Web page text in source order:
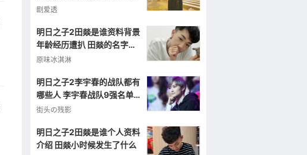
介绍
剧爱透
明日之子2田燚是谁资料背景
年龄经历遭扒 田燚的名字怎
么念
原味冰淇淋
明日之子2李宇春的战队都有
哪些人 李宇春战队9强名单
曝光
街头の残影
明日之子2田燚是谁个人资料
介绍 田燚小时候发生了什么